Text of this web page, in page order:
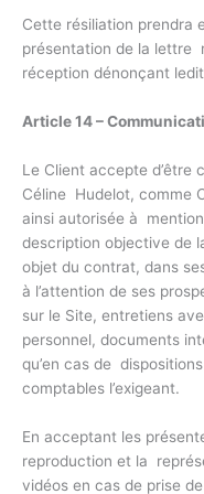
Cette résiliation prendra
présentation de la lettre
réception dénonçant
Article 14 –
Le Client accepte d’être
Céline Hudelot, comme
ainsi autorisée à
description objective de
objet du contrat, dans
à l’attention de ses
sur le Site, entretiens
personnel, documents
qu’en cas de
comptables l’exigeant.
En acceptant les
reproduction et la
vidéos en cas de prise